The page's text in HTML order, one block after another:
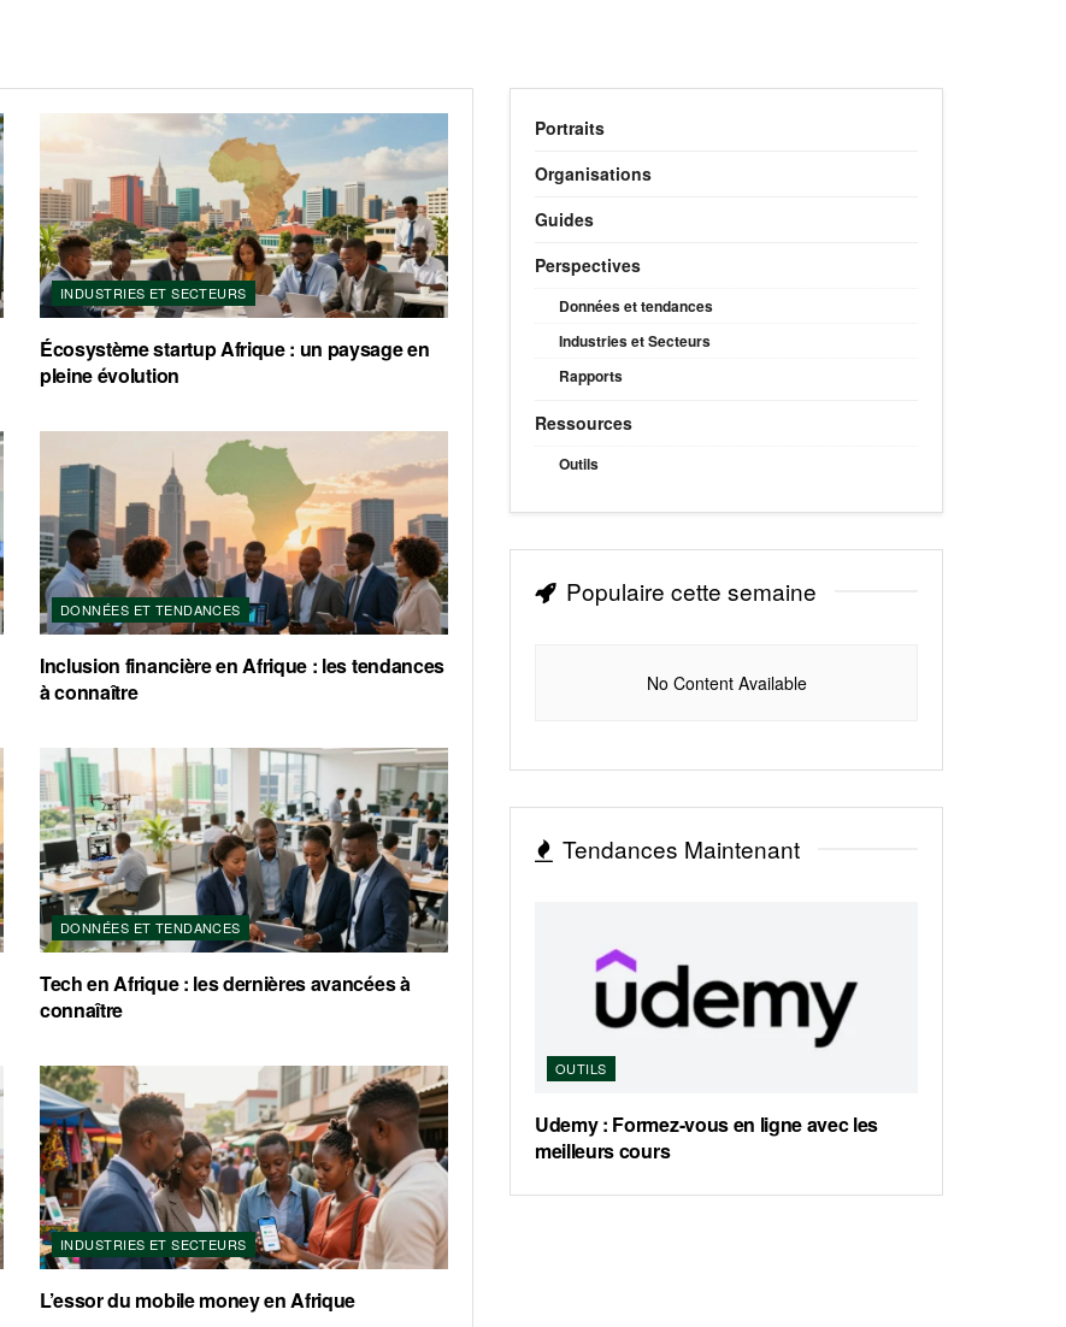
INDUSTRIES ET SECTEURS
Écosystème startup Afrique : un paysage en
pleine évolution
DONNÉES ET TENDANCES
Inclusion financière en Afrique : les tendances
à connaître
DONNÉES ET TENDANCES
Tech en Afrique : les dernières avancées à
connaître
INDUSTRIES ET SECTEURS
L’essor du mobile money en Afrique
Portraits
Organisations
Guides
Perspectives
Données et tendances
Industries et Secteurs
Rapports
Ressources
Outils
Populaire cette semaine
No Content Available
Tendances Maintenant
OUTILS
Udemy : Formez-vous en ligne avec les
meilleurs cours